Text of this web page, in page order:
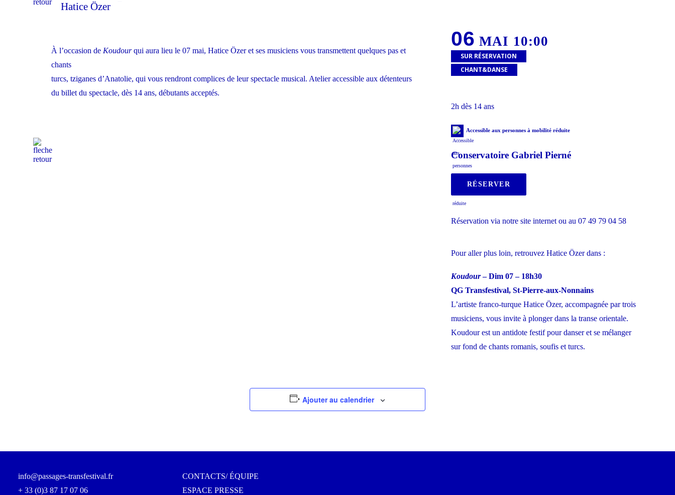
Hatice Özer
À l’occasion de Koudourqui aura lieu le 07 mai, Hatice Özer et ses musiciens vous transmettent quelques pas et
chants
turcs, tziganes d’Anatolie, qui vous rendront complices de leur spectacle musical. Atelier accessible aux détenteurs
du billet du spectacle, dès 14 ans, débutants acceptés.
06 MAI 10:00
SUR RÉSERVATION
CHANT&DANSE
2h dès 14 ans
Accessible aux personnes à mobilité réduite
Conservatoire Gabriel Pierné
RÉSERVER
Réservation via notre site internet ou au 07 49 79 04 58
Pour aller plus loin, retrouvez Hatice Özer dans :
Koudour– Dim 07 – 18h30
QG Transfestival, St-Pierre-aux-Nonnains
L’artiste franco-turque Hatice Özer, accompagnée par trois
musiciens, vous invite à plonger dans la transe orientale.
Koudour est un antidote festif pour danser et se mélanger
sur fond de chants romanis, soufis et turcs.
Ajouter au calendrier
info@passages-transfestival.fr
+ 33 (0)3 87 17 07 06
CONTACTS/ ÉQUIPE
ESPACE PRESSE